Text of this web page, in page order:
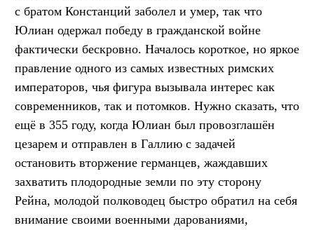
с братом Констанций заболел и умер, так что
Юлиан одержал победу в гражданской войне
фактически бескровно. Началось короткое, но яркое
правление одного из самых известных римских
императоров, чья фигура вызывала интерес как
современников, так и потомков. Нужно сказать, что
ещё в 355 году, когда Юлиан был провозглашён
цезарем и отправлен в Галлию с задачей
остановить вторжение германцев, жаждавших
захватить плодородные земли по эту сторону
Рейна, молодой полководец быстро обратил на себя
внимание своими военными дарованиями,